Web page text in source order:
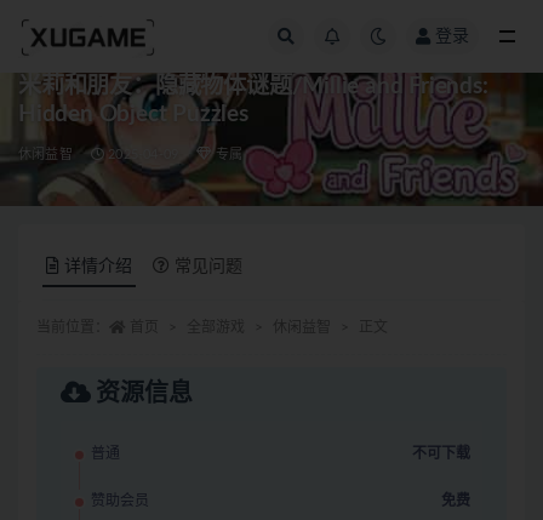
登录
米莉和朋友：隐藏物体谜题/Millie and Friends:
Hidden Object Puzzles
休闲益智 2025-04-09 专属
详情介绍 常见问题
资源信息
普通 不可下载
赞助会员 免费